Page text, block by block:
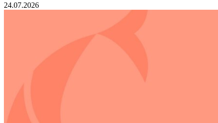
24.07.2026